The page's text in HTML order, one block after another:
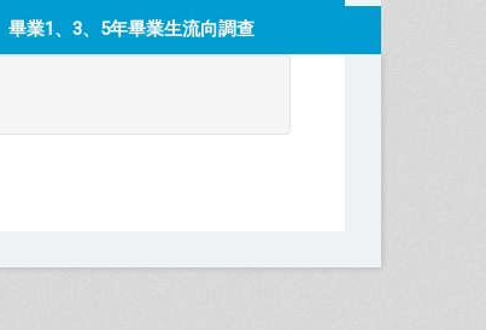
畢業1、3、5年畢業生流向調查